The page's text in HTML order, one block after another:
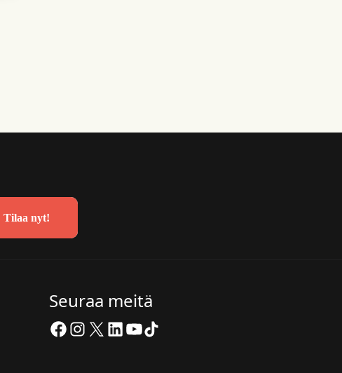
Tilaa nyt!
Seuraa meitä
Facebook
Instagram
X LinkedIn
YouTube
TikTok